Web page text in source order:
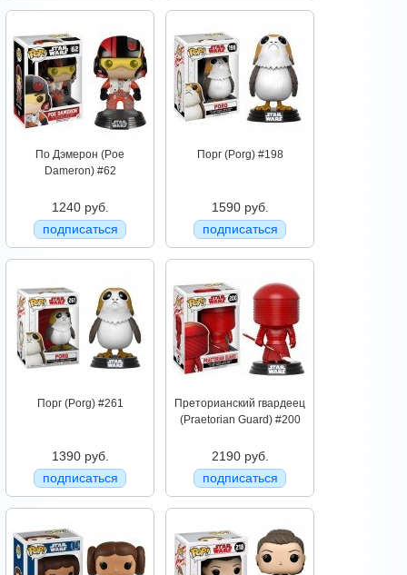
По Дэмерон (Poe
Dameron) #62
1240 руб.
подписаться
Порг (Porg) #198
1590 руб.
подписаться
Порг (Porg) #261
1390 руб.
подписаться
Преторианский гвардеец
(Praetorian Guard) #200
2190 руб.
подписаться